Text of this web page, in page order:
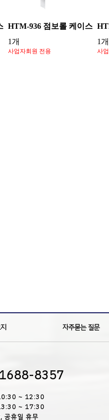
HTM-936 점보롤 케이스
1개
사업자회원 전용
1개
사
자주묻는 질문
1688-8357
~ 12:30
~ 17:30
공휴일 휴무